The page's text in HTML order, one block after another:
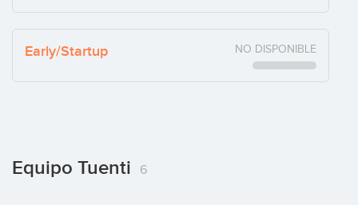
Early/Startup NO DISPONIBLE
Equipo Tuenti 6